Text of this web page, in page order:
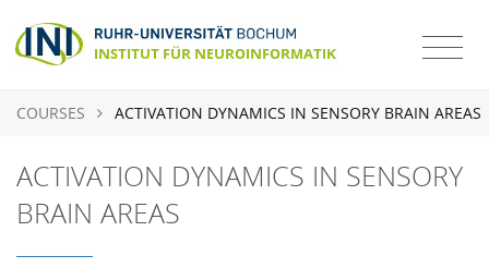
COURSES ACTIVATION DYNAMICS IN SENSORY BRAIN AREAS
ACTIVATION DYNAMICS IN SENSORY
BRAIN AREAS